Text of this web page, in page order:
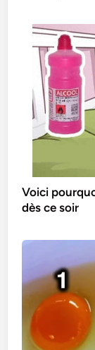
Voici
dès ce soir